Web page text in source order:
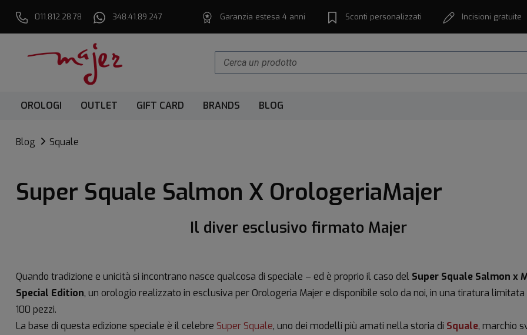
011.812.28.78 348.41.89.247 Garanzia estesa 4 anni Sconti personalizzati Incisioni gratuite
OROLOGI OUTLET GIFT CARD BRANDS BLOG
Blog Squale
Super Squale Salmon X OrologeriaMajer
Il diver esclusivo firmato Majer
Quando tradizione e unicità si incontrano nasce qualcosa di speciale – ed è proprio il caso del Super Squale Salmon x
Special Edition, un orologio realizzato in esclusiva per Orologeria Majer e disponibile solo da noi, in una tiratura limitata
100 pezzi.
La base di questa edizione speciale è il celebre Super Squale, uno dei modelli più amati nella storia di Squale, marchio